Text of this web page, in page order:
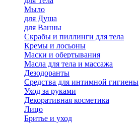
Мыло
для Душа
для Ванны
Скрабы и пиллинги для тела
Кремы и лосьоны
Маски и обертывания
Масла для тела и массажа
Дезодоранты
Средства для интимной гигиены
Уход за руками
Декоративная косметика
Лицо
Бритье и уход